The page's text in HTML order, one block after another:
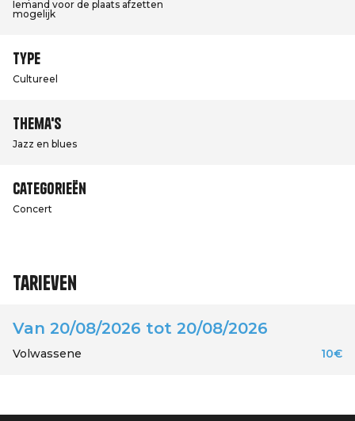
Iemand voor de plaats afzetten
mogelijk
Type
Cultureel
Thema's
Jazz en blues
Categorieën
Concert
Tarieven
Van 20/08/2026 tot 20/08/2026
Volwassene 10€